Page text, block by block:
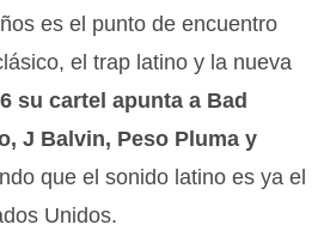
es el punto de encuentro
el trap latino y la nueva
su cartel apunta a Bad
J Balvin, Peso Pluma y
que el sonido latino es ya el
Unidos.